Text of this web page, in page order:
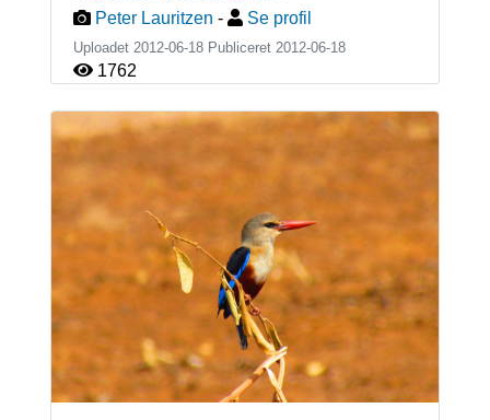
Peter Lauritzen - Se profil
Uploadet 2012-06-18 Publiceret 2012-06-18
1762